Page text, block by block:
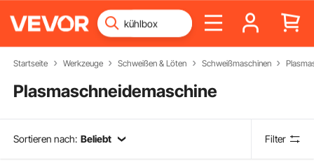
Startseite Werkzeuge Schweißen & Löten Schweißmaschinen
Plasmaschneidemaschine
Sortieren nach: Beliebt Filter